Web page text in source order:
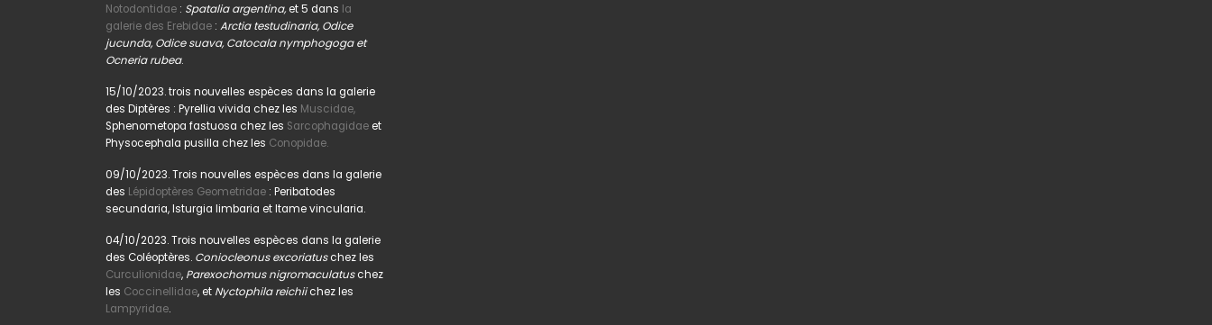
Notodontidae : Spatalia argentina,et 5 dans la
galerie des Erebidae : Arctia testudinaria, Odice
jucunda, Odice suava, Catocala nymphogoga et
Ocneria rubea.
15/10/2023. trois nouvelles espèces dans la galerie
des Diptères : Pyrellia vivida chez les Muscidae,
Sphenometopa fastuosa chez les Sarcophagidaeet
Physocephala pusilla chez les Conopidae.
09/10/2023. Trois nouvelles espèces dans la galerie
des Lépidoptères Geometridae : Peribatodes
secundaria, Isturgia limbaria et Itame vincularia.
04/10/2023. Trois nouvelles espèces dans la galerie
des Coléoptères. Coniocleonus excoriatuschez les
Curculionidae, Parexochomus nigromaculatuschez
les Coccinellidae, et Nyctophila reichiichez les
Lampyridae.